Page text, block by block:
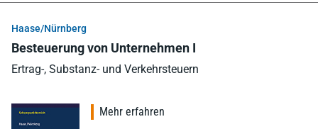
Haase/Nürnberg
Besteuerung von Unternehmen I
Ertrag-, Substanz- und Verkehrsteuern
Mehr erfahren